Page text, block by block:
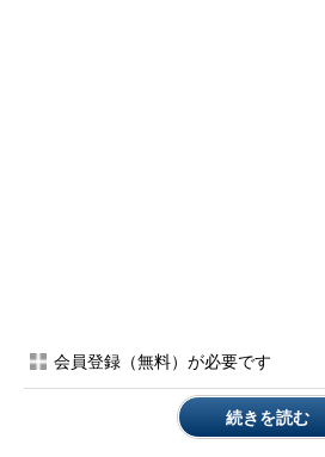
会員登録（無料）が必要です
続きを読む